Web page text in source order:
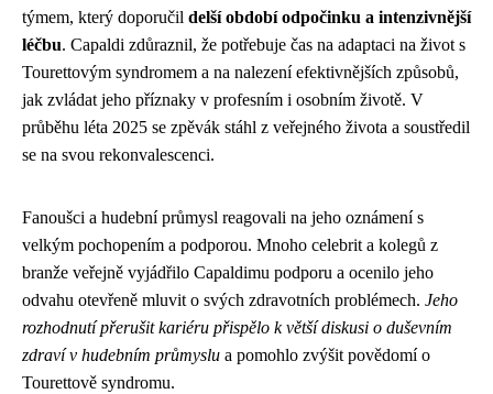
týmem, který doporučil delší období odpočinku a intenzivnější
léčbu. Capaldi zdůraznil, že potřebuje čas na adaptaci na život s
Tourettovým syndromem a na nalezení efektivnějších způsobů,
jak zvládat jeho příznaky v profesním i osobním životě. V
průběhu léta 2025 se zpěvák stáhl z veřejného života a soustředil
se na svou rekonvalescenci.
Fanoušci a hudební průmysl reagovali na jeho oznámení s
velkým pochopením a podporou. Mnoho celebrit a kolegů z
branže veřejně vyjádřilo Capaldimu podporu a ocenilo jeho
odvahu otevřeně mluvit o svých zdravotních problémech. Jeho
rozhodnutí přerušit kariéru přispělo k větší diskusi o duševním
zdraví v hudebním průmyslu a pomohlo zvýšit povědomí o
Tourettově syndromu.